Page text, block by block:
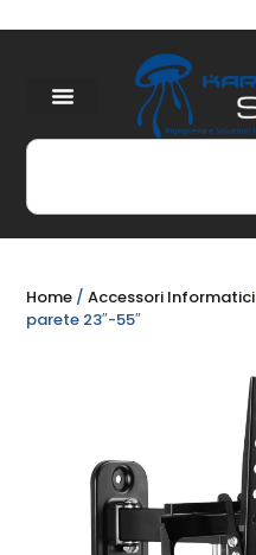
Home /Accessori Informatici
parete 23″-55″